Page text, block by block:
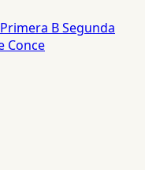
Primera BSegunda
Conce